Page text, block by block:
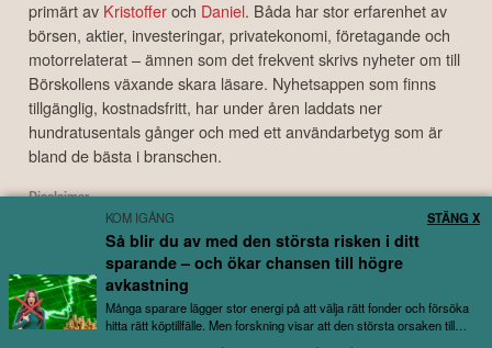
primärt av Kristofferoch Daniel. Båda har stor erfarenhet av
börsen, aktier, investeringar, privatekonomi, företagande och
motorrelaterat – ämnen som det frekvent skrivs nyheter om till
Börskollens växande skara läsare. Nyhetsappen som finns
tillgänglig, kostnadsfritt, har under åren laddats ner
hundratusentals gånger och med ett användarbetyg som är
bland de bästa i branschen.
Disclaimer
Börskollen Sverige AB ("Börskollen") är inte finansiella rådgivare, står inte under
finansinspektionens tillsyn och ger inga råd till dig. Detta innebär att
investeringsbeslut baserade på information som direkt eller indirekt härrörande
från Börskollen eller personer med koppling till Börskollen, alltid fattas
självständigt av investeraren. Börskollen frånsäger sig allt ansvar för eventuell
förlust eller skada av vad slag det må vara som grundar sig på användandet av
KOM IGÅNG
Så blir du av med den största risken i ditt
sparande – och ökar chansen till högre
avkastning
Många sparare lägger stor energi på att välja rätt fonder och försöka
hitta rätt köptillfälle. Men forskning visar att den största orsaken till
utebliven avkastning...
STÄNG X